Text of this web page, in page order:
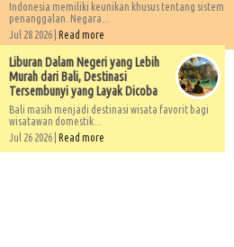
Indonesia memiliki keunikan khusus tentang sistem
penanggalan. Negara...
Jul 28 2026 | Read more
Liburan Dalam Negeri yang Lebih
Murah dari Bali, Destinasi
Tersembunyi yang Layak Dicoba
Bali masih menjadi destinasi wisata favorit bagi
wisatawan domestik...
Jul 26 2026 | Read more